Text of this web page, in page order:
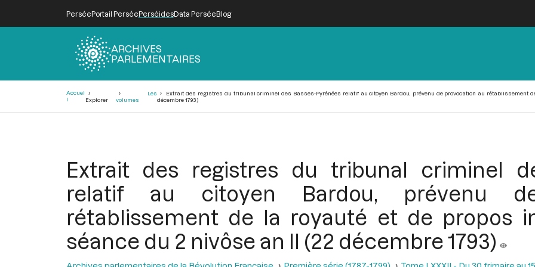
PerséePortail PerséePerséidesData PerséeBlog
ARCHIVES
PARLEMENTAIRES
Accuei
l
Explorer
Les
volumes
Extrait des registres du tribunal criminel des Basses-Pyrénées relatif au citoyen Bardou, prévenu de provocation au rétablissement
décembre 1793)
Extrait des registres du tribunal criminel
relatif au citoyen Bardou, prévenu
rétablissement de la royauté et de propos
séance du 2 nivôse an II (22 décembre 1793)